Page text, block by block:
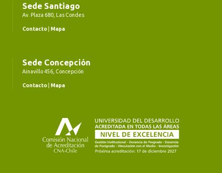
Sede Santiago
Av. Plaza 680, Las Condes
Contacto Mapa
Sede Concepción
Ainavillo 456, Concepción
Contacto Mapa